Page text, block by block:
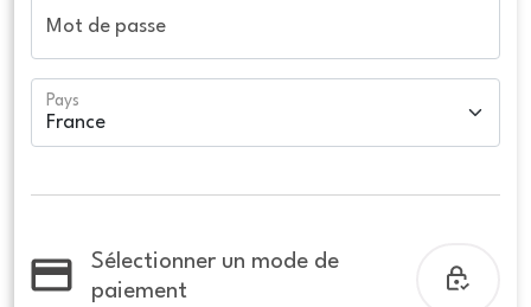
Mot de passe
Pays
Sélectionner un mode de
paiement